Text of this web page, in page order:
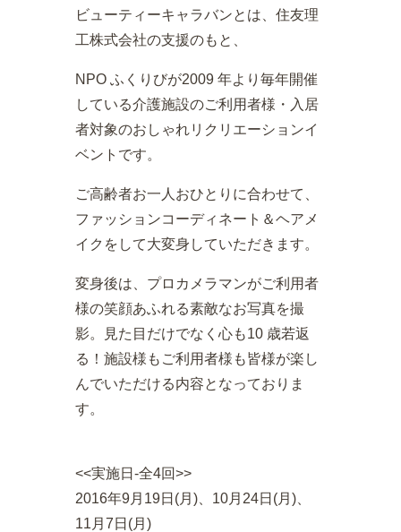
ビューティーキャラバンとは、住友理
工株式会社の支援のもと、
NPO ふくりびが2009 年より毎年開催
している介護施設のご利用者様・入居
者対象のおしゃれリクリエーションイ
ベントです。
ご高齢者お一人おひとりに合わせて、
ファッションコーディネート＆ヘアメ
イクをして大変身していただきます。
変身後は、プロカメラマンがご利用者
様の笑顔あふれる素敵なお写真を撮
影。見た目だけでなく心も10 歳若返
る！施設様もご利用者様も皆様が楽し
んでいただける内容となっておりま
す。
<<実施日-全4回>>
2016年9月19日(月)、10月24日(月)、
11月7日(月)